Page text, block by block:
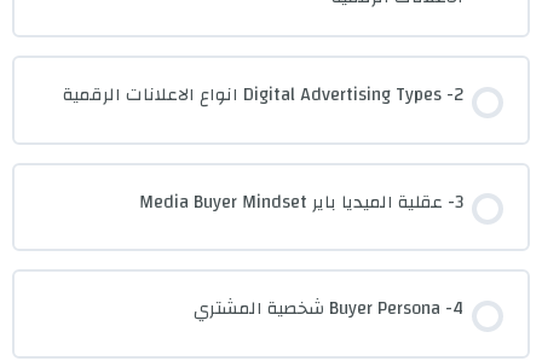
2- Digital Advertising Types انواع الاعلانات الرقمية
3- عقلية الميديا باير Media Buyer Mindset
4- Buyer Persona شخصية المشتري